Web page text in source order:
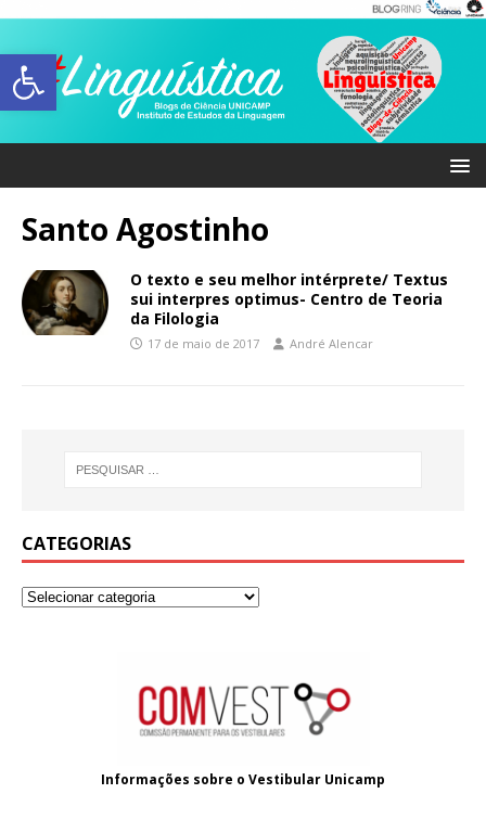
Abrir a barra de ferramentas
Santo Agostinho
O texto e seu melhor intérprete/ Textus
sui interpres optimus- Centro de Teoria
da Filologia
17 de maio de 2017 André Alencar
CATEGORIAS
Informações sobre o Vestibular Unicamp